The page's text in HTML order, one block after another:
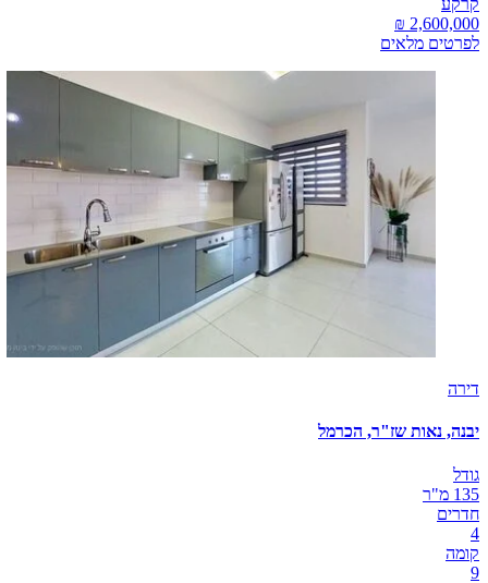
קרקע
לפרטים מלאים
דירה
יבנה, נאות שז"ר, הכרמל
גודל
135 מ"ר
חדרים
4
קומה
9